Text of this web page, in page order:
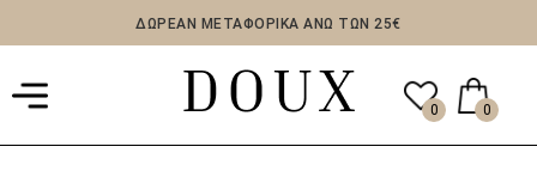
ΔΩΡΕΑΝ ΜΕΤΑΦΟΡΙΚΑ ΑΝΩ ΤΩΝ 25€
0 0